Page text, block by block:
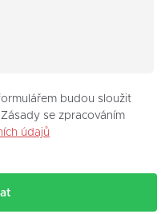
budou sloužit
se zpracováním
údajů